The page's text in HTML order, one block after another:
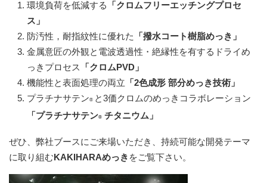
自動車樹脂めっき部品
自動車成形部品
各分野の機能性樹脂めっき部品
金属めっき部品
技術情報
金型・成形技術
樹脂表面処理技術
環境負荷を低減する
「クロムフリーエッチングプロセ
ス」
防汚性，耐指紋性に優れた
「撥水コート樹脂めっき」
金属意匠の外観と電波透過性・絶縁性を有するドライめ
っきプロセス
「クロムPVD」
機能性と表面処理の両立 「2色成形 部分めっき技術」
プラチナサテン® と3価クロムのめっきコラボレーション
「プラチナサテン® チタニウム」
ぜひ、弊社ブースにご来場いただき、持続可能な開発テーマ
に取り組む KAKIHARAめっき をご覧下さい。